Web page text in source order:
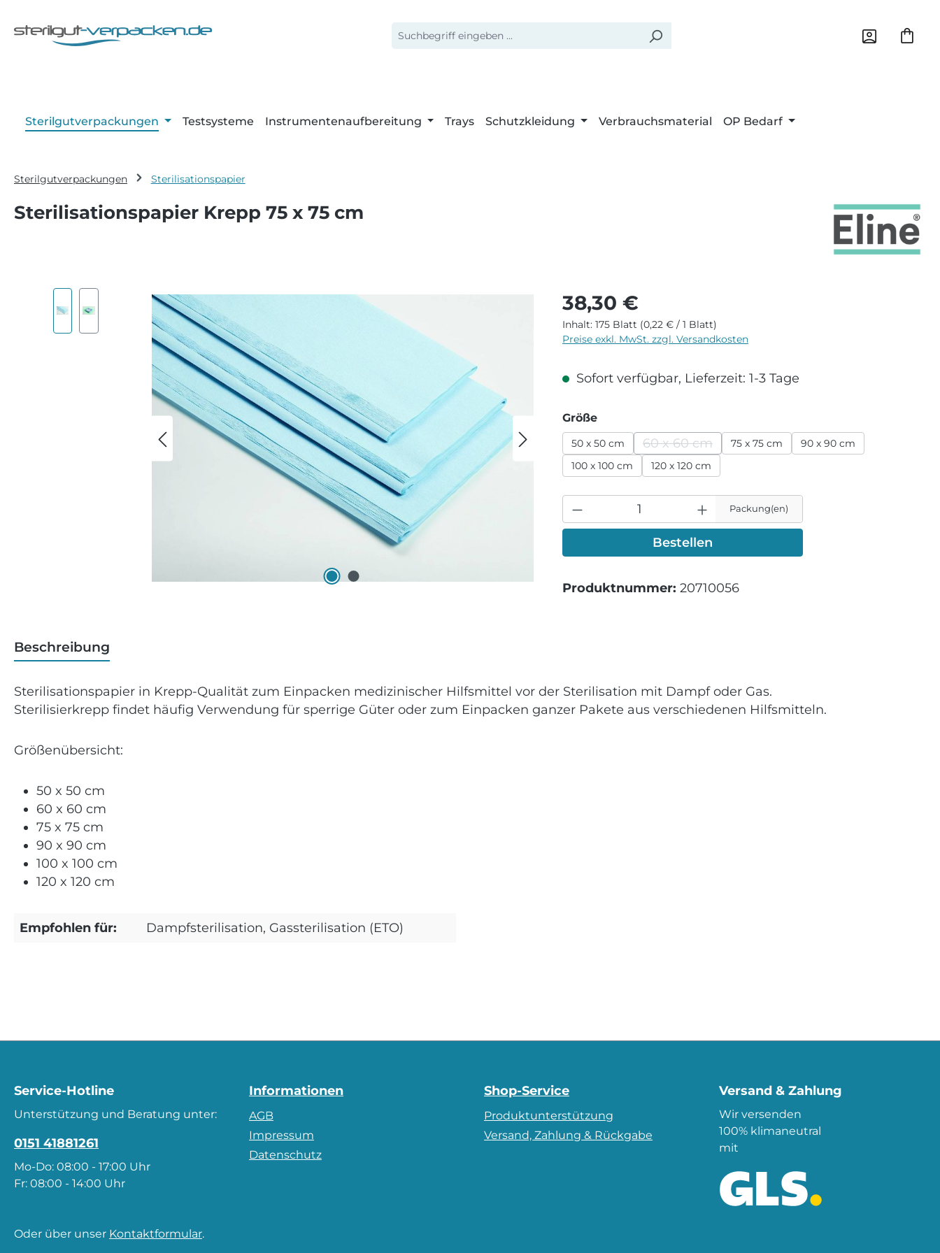
Sterilgutverpackungen Testsysteme Instrumentenaufbereitung Trays Schutzkleidung Verbrauchsmaterial OP Bedarf
Sterilgutverpackungen Sterilisationspapier
Sterilisationspapier Krepp 75 x 75 cm
Bildergalerie überspringen Regulärer Preis:
38,30 €
Inhalt: 175 Blatt (0,22 € / 1 Blatt)
Preise exkl. MwSt. zzgl. Versandkosten
Sofort verfügbar, Lieferzeit: 1-3 Tage
Größeauswählen
50 x 50 cm 60 x 60 cm
(Diese Option ist zurzeit nicht verfügbar.)
75 x 75 cm
90 x 90 cm
100 x 100 cm
120 x 120 cm
Packung(en)
Bestellen
Produktnummer: 20710056
Beschreibung
Sterilisationspapier in Krepp-Qualität zum Einpacken medizinischer Hilfsmittel vor der Sterilisation mit Dampf oder Gas.
Sterilisierkrepp findet häufig Verwendung für sperrige Güter oder zum Einpacken ganzer Pakete aus verschiedenen Hilfsmitteln.
Größenübersicht:
50 x 50 cm
60 x 60 cm
75 x 75 cm
90 x 90 cm
100 x 100 cm
120 x 120 cm
Empfohlen für: Dampfsterilisation, Gassterilisation (ETO)
Service-Hotline
Unterstützung und Beratung unter:
0151 41881261
Mo-Do: 08:00 - 17:00 Uhr
Fr: 08:00 - 14:00 Uhr
Oder über unser Kontaktformular.
Informationen
AGB
Impressum
Datenschutz
Shop-Service
Produktunterstützung
Versand, Zahlung & Rückgabe
Versand & Zahlung
Wir versenden
100% klimaneutral
mit